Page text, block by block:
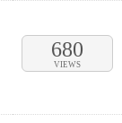
680
VIEWS